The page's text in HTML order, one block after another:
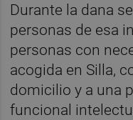
Durante la dana
personas de esa
personas con
acogida en Silla,
domicilio y a una
funcional